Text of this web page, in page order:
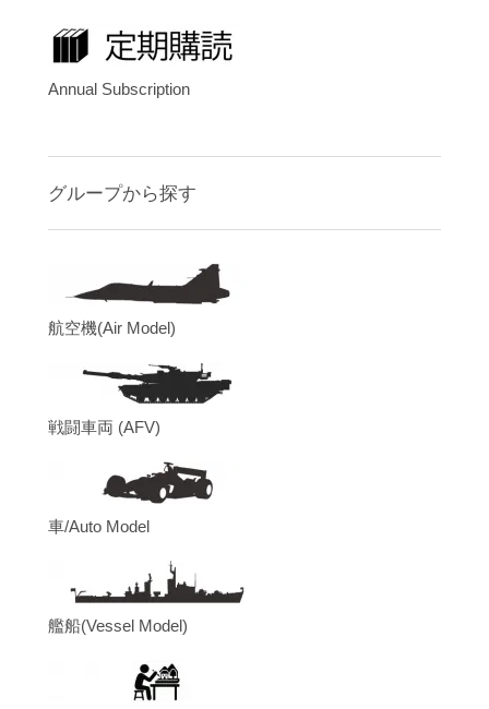
Annual Subscription
グループから探す
航空機(Air Model)
戦闘車両 (AFV)
車/Auto Model
艦船(Vessel Model)